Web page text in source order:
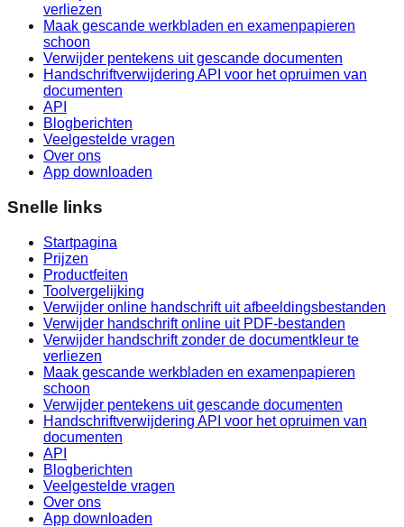
verliezen
Maak gescande werkbladen en examenpapieren
schoon
Verwijder pentekens uit gescande documenten
Handschriftverwijdering API voor het opruimen van
documenten
API
Blogberichten
Veelgestelde vragen
Over ons
App downloaden
Snelle links
Startpagina
Prijzen
Productfeiten
Toolvergelijking
Verwijder online handschrift uit afbeeldingsbestanden
Verwijder handschrift online uit PDF-bestanden
Verwijder handschrift zonder de documentkleur te
verliezen
Maak gescande werkbladen en examenpapieren
schoon
Verwijder pentekens uit gescande documenten
Handschriftverwijdering API voor het opruimen van
documenten
API
Blogberichten
Veelgestelde vragen
Over ons
App downloaden